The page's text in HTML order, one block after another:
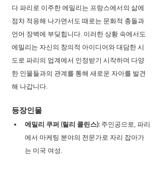
다 파리로 이주한 에밀리는 프랑스에서의 삶에
점차 적응해 나가면서도 때로는 문화적 충돌과
언어 장벽에 부딪힙니다. 이러한 상황 속에서도
에밀리는 자신의 창의적 아이디어와 대담한 시
도로 파리의 업계에서 인정받기 시작하며 다양
한 인물들과의 관계를 통해 새로운 자아를 발견
해 나갑니다.
등장인물
에밀리 쿠퍼 (릴리 콜린스): 주인공으로, 파리
에서 마케팅 분야의 전문가로 자리 잡아가
는 미국 여성.